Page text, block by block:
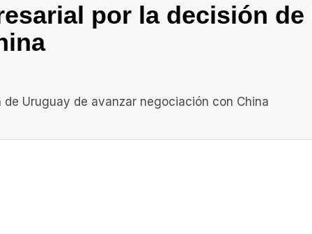
por la decisión
Uruguay de avanzar negociación con China